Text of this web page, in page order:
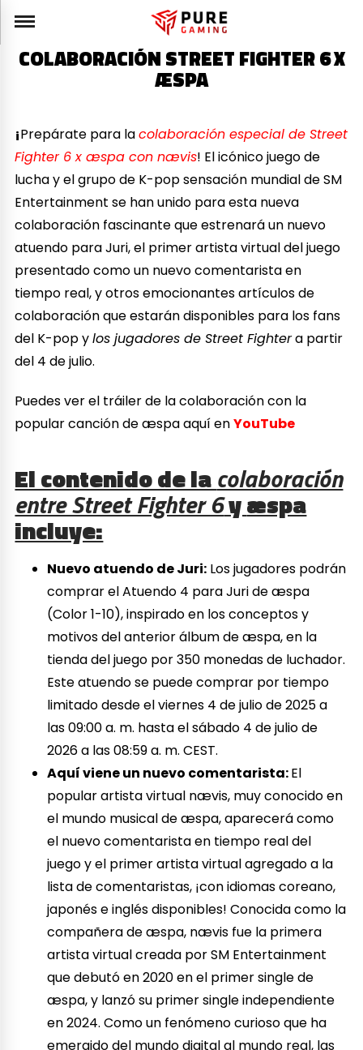
COLABORACIÓN STREET FIGHTER 6 X
ÆSPA
¡Prepárate para lacolaboración especial de Street
Fighter 6 x æspa con nævis! El icónico juego de
lucha y el grupo de K-pop sensación mundial de SM
Entertainment se han unido para esta nueva
colaboración fascinante que estrenará un nuevo
atuendo para Juri, el primer artista virtual del juego
presentado como un nuevo comentarista en
tiempo real, y otros emocionantes artículos de
colaboración que estarán disponibles para los fans
del K-pop ylos jugadores de Street Fightera partir
del 4 de julio.
Puedes ver el tráiler de la colaboración con la
popular canción de æspa aquí enYouTube
El contenido de lacolaboración
entre Street Fighter 6yæspa
incluye:
Nuevo atuendo de Juri: Los jugadores podrán
comprar el Atuendo 4 para Juri de æspa
(Color 1-10), inspirado en los conceptos y
motivos del anterior álbum de æspa, en la
tienda del juego por 350 monedas de luchador.
Este atuendo se puede comprar por tiempo
limitado desde el viernes 4 de julio de 2025 a
las 09:00 a. m. hasta el sábado 4 de julio de
2026 a las 08:59 a. m. CEST.
Aquí viene un nuevo comentarista:El
popular artista virtual nævis, muy conocido en
el mundo musical de æspa, aparecerá como
el nuevo comentarista en tiempo real del
juego y el primer artista virtual agregado a la
lista de comentaristas, ¡con idiomas coreano,
japonés e inglés disponibles! Conocida como la
compañera de æspa, nævis fue la primera
artista virtual creada por SM Entertainment
que debutó en 2020 en el primer single de
æspa, y lanzó su primer single independiente
en 2024. Como un fenómeno curioso que ha
emergido del mundo digital al mundo real, las